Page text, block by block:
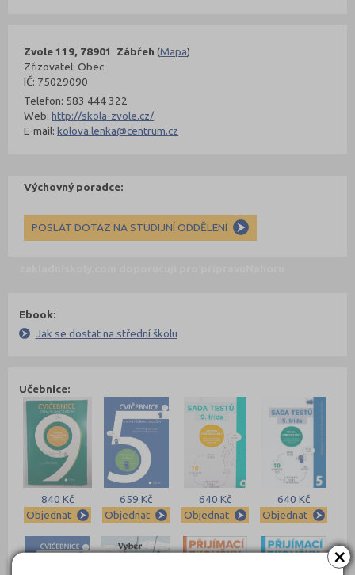
×
Zvole 119, 78901 Zábřeh (Mapa)
Zřizovatel: Obec
IČ: 75029090
Telefon: 583 444 322
Web:http://skola-zvole.cz/
E-mail:kolova.lenka@centrum.cz
Výchovný poradce:
POSLAT DOTAZ NA STUDIJNÍ ODDĚLENÍ
Ebook:
Jak se dostat na střední školu
Učebnice:
840 Kč
Objednat
659 Kč
Objednat
640 Kč
Objednat
640 Kč
Objednat